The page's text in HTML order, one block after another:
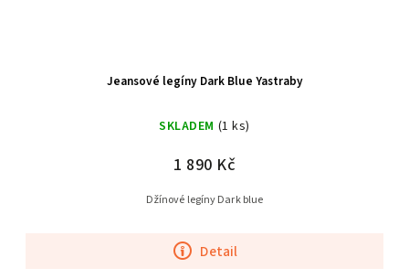
Jeansové legíny Dark Blue Yastraby
SKLADEM (1 ks)
1 890 Kč
Detail
Džínové legíny Dark blue